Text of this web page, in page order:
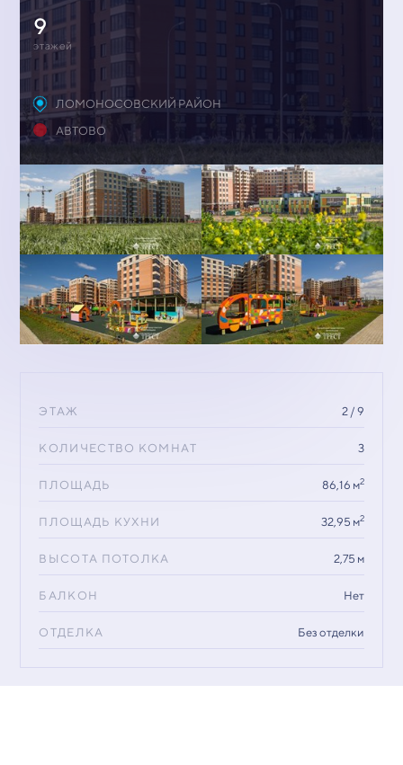
9
этажей
ЛОМОНОСОВСКИЙ РАЙОН
АВТОВО
ЭТАЖ 2 / 9
КОЛИЧЕСТВО КОМНАТ 3
ПЛОЩАДЬ 86,16 м2
ПЛОЩАДЬ КУХНИ 32,95 м2
ВЫСОТА ПОТОЛКА 2,75 м
БАЛКОН Нет
ОТДЕЛКА Без отделки